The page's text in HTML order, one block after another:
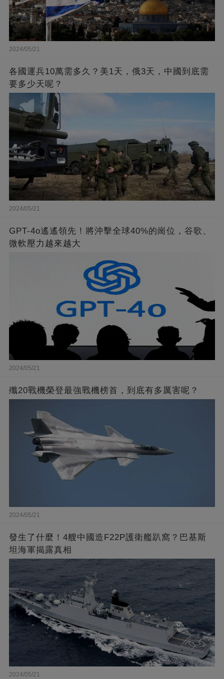
2024/05/21
各國運兵10萬需多久？美1天，俄3天，中國到底需
要多少天呢？
2024/05/21
GPT-4o遙遙領先！將沖擊全球40%的崗位，谷歌、
微軟壓力越來越大
2024/05/21
殲20戰機榮登最強戰機榜首，到底有多厲害呢？
2024/05/21
發生了什麼！4艘中國造F22P護衛艦趴窩？巴基斯
坦海軍揭露真相
2024/05/21